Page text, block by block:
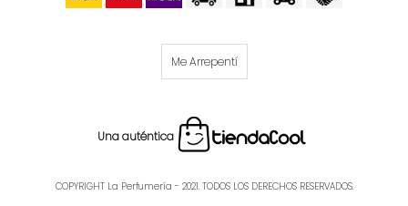
Me Arrepentí
Una auténtica
COPYRIGHT La Perfumería - 2021. TODOS LOS DERECHOS RESERVADOS.